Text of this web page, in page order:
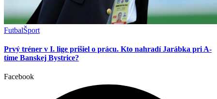
FutbalŠport
Prvý tréner v I. lige prišiel o prácu. Kto nahradí Jarábka pri A-
tíme Banskej Bystrice?
Facebook